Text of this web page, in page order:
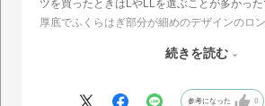
ツを買ったときはLやLLを選ぶことが多かった
厚底でふくらはぎ部分が細めのデザインのロ
他の方のレビューを参考にMサイズを購入しま
てよかったです。
続きを読む
参考になった 0